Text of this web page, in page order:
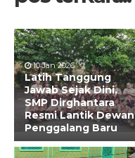
10 Jan 2026
Latih Tanggung
Jawab Sejak Dini,
SMP Dirghantara
Resmi Lantik Dewan
Penggalang Baru